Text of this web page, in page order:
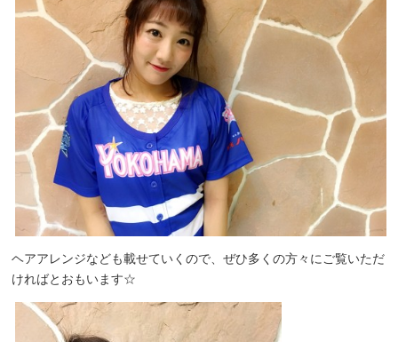
ヘアアレンジなども載せていくので、ぜひ多くの方々にご覧いただ
ければとおもいます☆